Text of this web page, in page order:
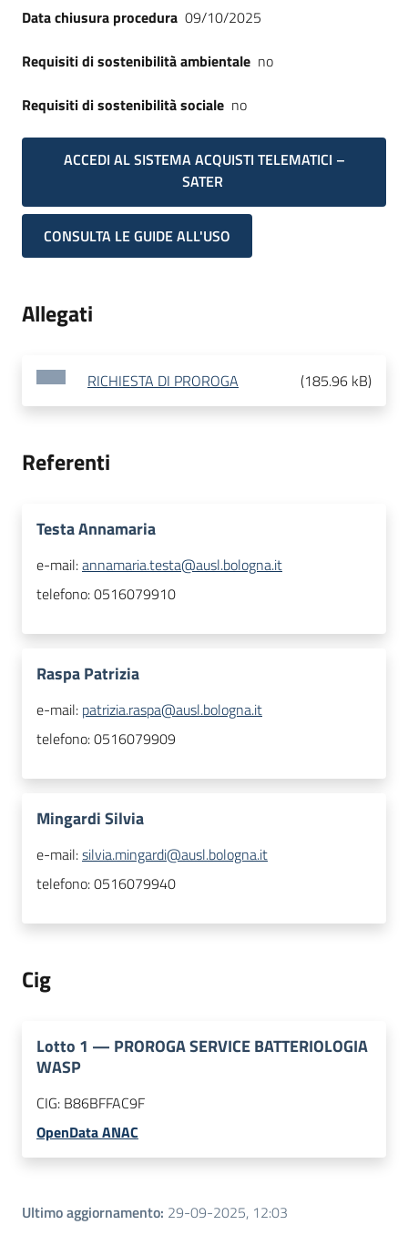
Data chiusura procedura 09/10/2025
Requisiti di sostenibilità ambientale no
Requisiti di sostenibilità sociale no
ACCEDI AL SISTEMA ACQUISTI TELEMATICI –
SATER
CONSULTA LE GUIDE ALL'USO
Allegati
RICHIESTA DI PROROGA (185.96 kB)
Referenti
Testa Annamaria
e-mail:annamaria.testa@ausl.bologna.it
telefono:0516079910
Raspa Patrizia
e-mail: patrizia.raspa@ausl.bologna.it
telefono:0516079909
Mingardi Silvia
e-mail:silvia.mingardi@ausl.bologna.it
telefono:0516079940
Cig
Lotto 1 — PROROGA SERVICE BATTERIOLOGIA
WASP
CIG: B86BFFAC9F
OpenData ANAC
Ultimo aggiornamento: 29-09-2025, 12:03